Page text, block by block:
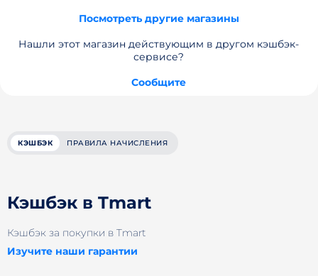
Посмотреть другие магазины
Нашли этот магазин действующим в другом кэшбэк-
сервисе?
Сообщите
КЭШБЭК ПРАВИЛА НАЧИСЛЕНИЯ
Кэшбэк в Tmart
Кэшбэк за покупки в Tmart
Изучите наши гарантии